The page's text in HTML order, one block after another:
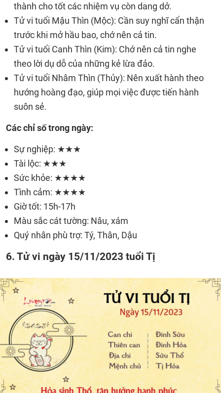
thành cho tốt các nhiệm vụ còn dang dở.
Tử vi tuổi Mậu Thìn (Mộc): Cần suy nghĩ cẩn thận
trước khi mở hầu bao, chớ nên cả tin.
Tử vi tuổi Canh Thìn (Kim): Chớ nên cả tin nghe
theo lời dụ dỗ của những kẻ lừa đảo.
Tử vi tuổi Nhâm Thìn (Thủy): Nên xuất hành theo
hướng hoàng đạo, giúp mọi việc được tiến hành
suôn sẻ.
Các chỉ số trong ngày:
Sự nghiệp: ★★★
Tài lộc: ★★★
Sức khỏe: ★★★★
Tình cảm: ★★★★
Giờ tốt: 15h-17h
Màu sắc cát tường: Nâu, xám
Quý nhân phù trợ: Tý, Thân, Dậu
6. Tử vi ngày 15/11/2023 tuổi Tị